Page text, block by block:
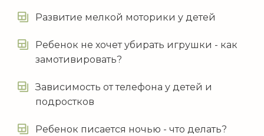
Развитие мелкой моторики у детей
Ребенок не хочет убирать игрушки - как
замотивировать?
Зависимость от телефона у детей и
подростков
Ребенок писается ночью - что делать?